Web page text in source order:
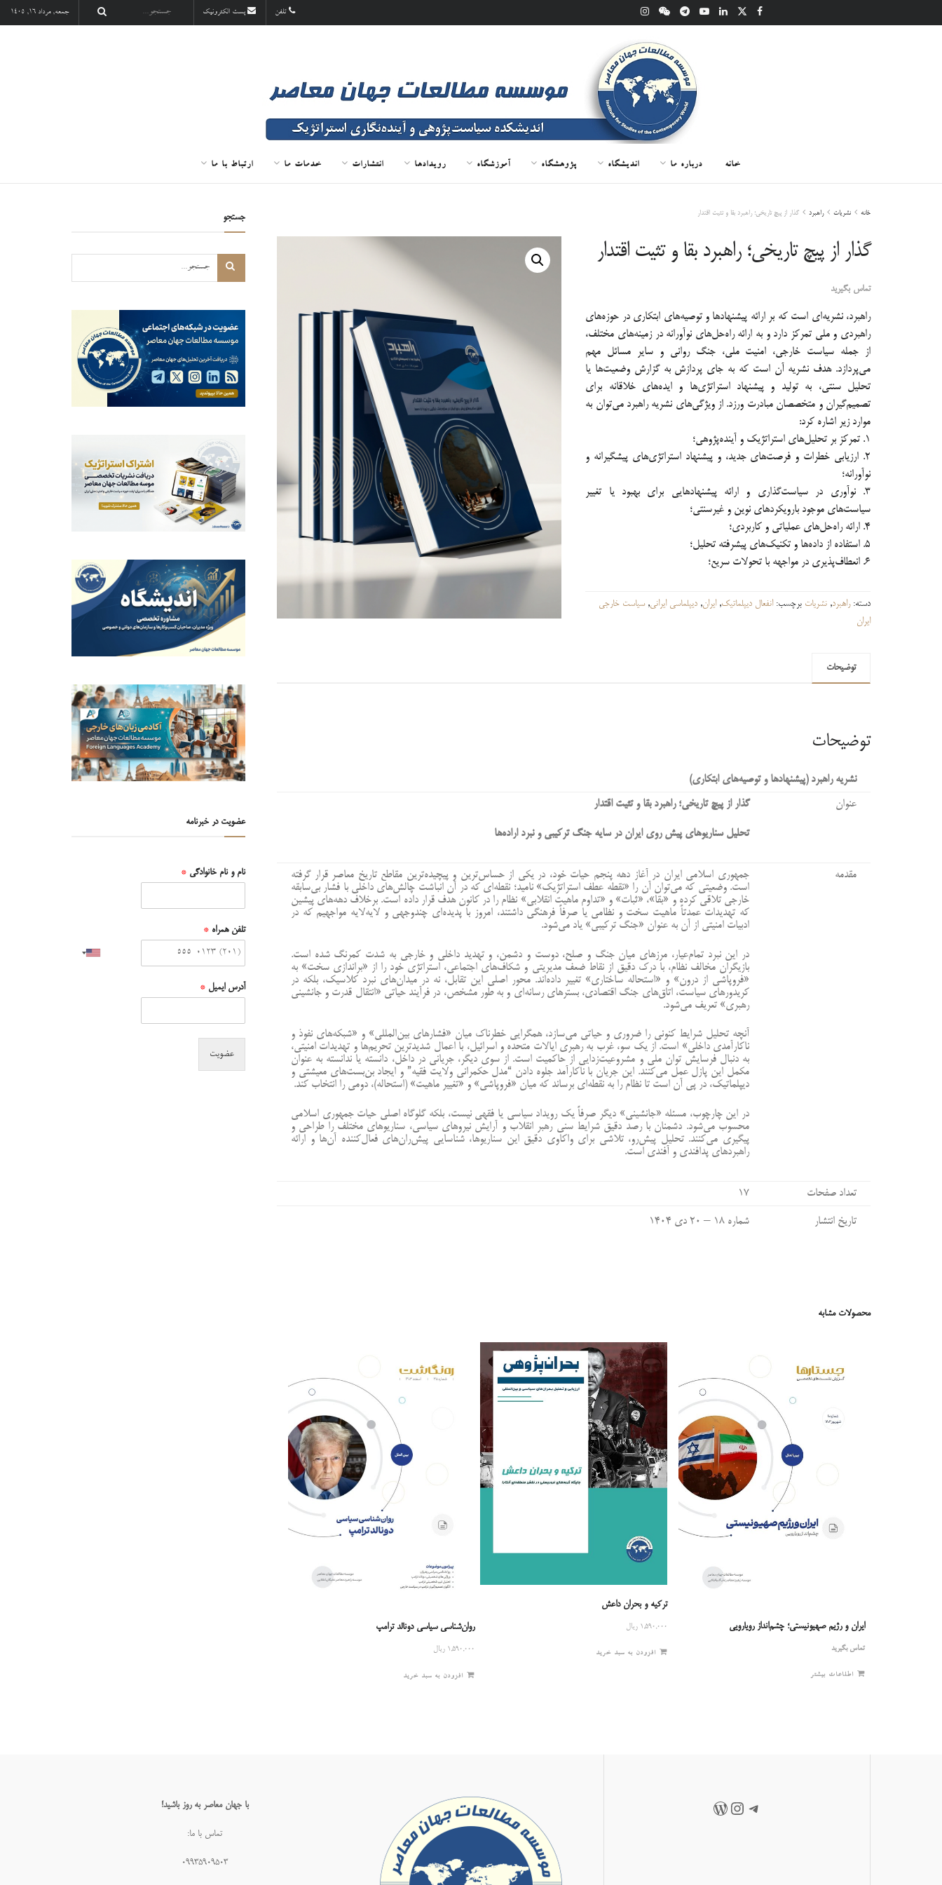
تلفن پست الکترونیک جمعه, مرداد ۱۶, ۱۴۰۵
خانه درباره ما اندیشگاه پژوهشگاه آموزشگاه رویدادها انتشارات خدمات ما ارتباط با ما
خانه نشریات راهبرد گذار از پیچ تاریخی؛ راهبرد بقا و تثیت اقتدار
گذار از پیچ تاریخی؛ راهبرد بقا و تثیت اقتدار
تماس بگیرید
راهبرد، نشریه‌ای است که بر ارائه پیشنهادها و توصیه‌های ابتکاری در حوزه‌های
راهبردی و ملی تمرکز دارد و به ارائه راه‌حل‌های نوآورانه در زمینه‌های مختلف،
از جمله سیاست خارجی، امنیت ملی، جنگ روانی و سایر مسائل مهم
می‌پردازد. هدف نشریه آن است که به جای پردازش به گزارش وضعیت‌ها یا
تحلیل سنتی، به تولید و پیشنهاد استراتژی‌ها و ایده‌های خلاقانه برای
تصمیم‌گیران و متخصصان مبادرت ورزد. از ویژگی‌های نشریه راهبرد می‌توان به
موارد زیر اشاره کرد:
۱. تمرکز بر تحلیل‌های استراتژیک و آینده‌پژوهی؛
۲. ارزیابی خطرات و فرصت‌های جدید، و پیشنهاد استراتژی‌های پیشگیرانه و
نوآورانه؛
۳. نوآوری در سیاست‌گذاری و ارائه پیشنهادهایی برای بهبود یا تغییر
سیاست‌های موجود بارویکردهای نوین و غیرسنتی؛
۴. ارائه راه‌حل‌های عملیاتی و کاربردی؛
۵. استفاده از داده‌ها و تکنیک‌های پیشرفته تحلیل؛
۶. انعطاف‌پذیری در مواجهه با تحولات سریع؛
دسته:راهبرد, نشریات برچسب:انفعال دیپلماتیک,ایران, دیپلماسی ایرانی,سیاست خارجی
ایران
توضیحات
توضیحات
نشریه راهبرد (پیشنهادها و توصیه‌های ابتکاری)
عنوان
گذار از پیچ تاریخی؛ راهبرد بقا و تثیت اقتدار
تحلیل سناریوهای پیش روی ایران در سایه جنگ ترکیبی و نبرد اراده‌ها
مقدمه
جمهوری اسلامی ایران در آغاز دهه پنجم حیات خود، در یکی از حساس‌ترین و پیچیده‌ترین مقاطع تاریخ معاصر قرار گرفته
است. وضعیتی که می‌توان آن را «نقطه عطف استراتژیک» نامید؛ نقطه‌ای که در آن انباشت چالش‌های داخلی با فشار بی‌سابقه
خارجی تلاقی کرده و «بقا»، «ثبات» و «تداوم ماهیت انقلابی» نظام را در کانون هدف قرار داده است. برخلاف دهه‌های پیشین
که تهدیدات عمدتاً ماهیت سخت و نظامی یا صرفاً فرهنگی داشتند، امروز با پدیده‌ای چندوجهی و لایه‌لایه مواجهیم که در
ادبیات امنیتی از آن به عنوان «جنگ ترکیبی» یاد می‌شود.
در این نبرد تمام‌عیار، مرزهای میان جنگ و صلح، دوست و دشمن، و تهدید داخلی و خارجی به شدت کمرنگ شده است.
بازیگران مخالف نظام، با درک دقیق از نقاط ضعف مدیریتی و شکاف‌های اجتماعی، استراتژی خود را از «براندازی سخت» به
«فروپاشی از درون» و «استحاله ساختاری» تغییر داده‌اند. محور اصلی این تقابل، نه در میدان‌های نبرد کلاسیک، بلکه در
کریدورهای سیاست، اتاق‌های جنگ اقتصادی، بسترهای رسانه‌ای و به طور مشخص، در فرآیند حیاتی «انتقال قدرت و جانشینی
رهبری» تعریف می‌شود.
آنچه تحلیل شرایط کنونی را ضروری و حیاتی می‌سازد، همگرایی خطرناک میان «فشارهای بین‌المللی» و «شبکه‌های نفوذ و
ناکارآمدی داخلی» است. از یک سو، غرب به رهبری ایالات متحده و اسرائیل، با اعمال شدیدترین تحریم‌ها و تهدیدات امنیتی،
به دنبال فرسایش توان ملی و مشروعیت‌زدایی از حاکمیت است. از سوی دیگر، جریانی در داخل، دانسته یا ندانسته به عنوان
مکمل این پازل عمل می‌کنند. این جریان با ناکارآمد جلوه دادن “مدل حکمرانی ولایت فقیه” و ایجاد بن‌بست‌های معیشتی و
دیپلماتیک، در پی آن است تا نظام را به نقطه‌ای برساند که میان «فروپاشی» و «تغییر ماهیت» (استحاله)، دومی را انتخاب کند.
در این چارچوب، مسئله «جانشینی» دیگر صرفاً یک رویداد سیاسی یا فقهی نیست، بلکه گلوگاه اصلی حیات جمهوری اسلامی
محسوب می‌شود. دشمنان با رصد دقیق شرایط سنی رهبر انقلاب و آرایش نیروهای سیاسی، سناریوهای مختلف را طراحی و
پیگیری می‌کنند. تحلیل پیش‌رو، تلاشی برای واکاوی دقیق این سناریوها، شناسایی پیش‌ران‌های فعال‌کننده آن‌ها و ارائه
راهبردهای پدافندی و آفندی است.
تعداد صفحات ۱۷
تاریخ انتشار شماره ۱۸ – ۲۰ دی ۱۴۰۴
محصولات مشابه
ایران و رژیم صهیونیستی؛ چشم‌انداز رویارویی
تماس بگیرید
اطلاعات بیشتر
ترکیه و بحران داعش
۱,۵۹۰,۰۰۰ ریال
افزودن به سبد خرید
روان‌شناسی سیاسی دونالد ترامپ
۱,۵۹۰,۰۰۰ ریال
افزودن به سبد خرید
جستجو
عضویت در خبرنامه
نام و نام خانوادگی*
تلفن همراه*
آدرس ایمیل*
عضویت
تلگراماینستاگرم
وردپرس با جهان معاصر به روز باشید!
تماس با ما:
۰۹۹۳۵۹۰۹۵۰۳